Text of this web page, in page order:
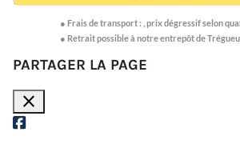
● Frais de transport : prix dégressif selon
● Retrait possible à notre entrepôt de
PARTAGER LA PAGE
close